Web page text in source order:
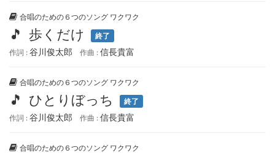
合唱のための６つのソング ワクワク
🎵 歩くだけ 終了
作詞 :谷川俊太郎 作曲 :信長貴富
合唱のための６つのソング ワクワク
🎵 ひとりぼっち 終了
作詞 :谷川俊太郎 作曲 :信長貴富
合唱のための６つのソング ワクワク